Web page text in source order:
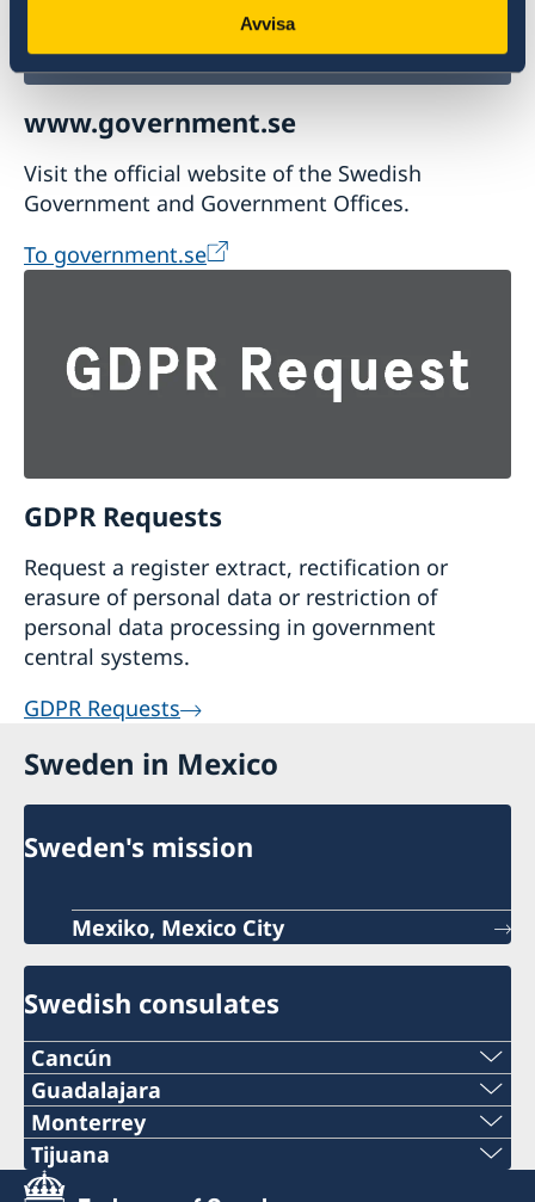
Avvisa
www.government.se
Visit the official website of the Swedish
Government and Government Offices.
To government.se
GDPR Requests
Request a register extract, rectification or
erasure of personal data or restriction of
personal data processing in government
central systems.
GDPR Requests
Sweden in Mexico
Sweden's mission
Mexiko, Mexico City
Swedish consulates
Cancún
Katia Vara
Honorärkonsul
Guadalajara
Carl Swartz
Utnämnd honorärkonsul
Monterrey
Norma Cerros
Tijuana